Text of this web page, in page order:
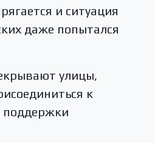
и ситуация
даже попытался
улицы,
к
поддержки